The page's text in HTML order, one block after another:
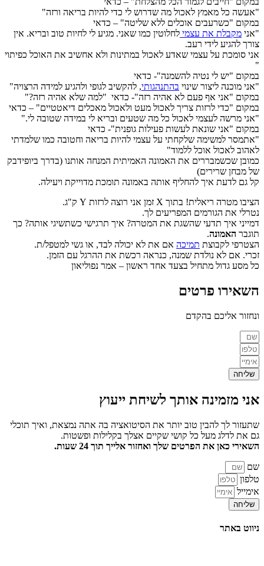
"אעשה כל מאמץ לאכול מה שדרוש לי כדי להיות בריאה ורזה"
במקום "כשרעבים אוכלים ללא שליטה" – כדאי
"אני מקבלת את עצמי לחלוטין כמו שאני. מגיע לי לחיות טוב ובריא. אין
צורך להגיע לידי רעב.
אני סומכת על עצמי שאדע לאכול במתינות ולא אחשיב את האוכל כפיתוי
"
במקום "יש לי נטיה להשמנה"- כדאי
"אני מוכנה ליצור שינוי בהתנהגותי, להקשיב לגופי ולהגיע למידה הרצויה"
במקום "אני אף פעם לא אהיה רזה"- כדאי "למה שלא אהיה רזה?"
במקום "כדי לרזות צריך לאכול מעט ולאכול מאכלים דיאטטיים" – כדאי
"אני מרשה לעצמי לאכול כל מה שטעים ובריא לי במידה שטובה לי."
במקום "אני שונאת לעשות פעילות גופנית"- כדאי
"אתמסר למשימה שלקחתי על עצמי להיות בריאה וחטובה כמו שלמדתי
לאהוב לאכול אוכל ללמוד"
כמובן שכשמבררים את האמונה האמיתית המנחה אותנו (בדרך ביופידבק
של מבחן שרירים)
קל גם לדעת איך להחליף אותה באמונה תומכת מדוייקת ויעילה.
הציבו מטרה ריאלית! בתוך X זמן אני רוצה לרזות Y ק"ג.
נטרלי את הגורמים המפריעים לך.
דמייני איך תדעי שהשגת את המטרה? איך תרגישי כשתשיגי אותה? כך
תוגבר האמונה.
הצטרפי לקבוצת תמיכה אם את לא יכולה לבד, או גשי למטפל/ת.
זכרי. אם לא נולדת שמנה, כנראה רכשת את ההרגל עם הזמן.
כל מסע גדול מתחיל בצעד אחד ראשון – אמר נפוליאון
השאירו פרטים
ונחזור אליכם בהקדם
שליחה
אני מזמינה אותך לשיחת ייעוץ
שתעזור לך להבין טוב יותר את הסיטואציה בה אתה נמצאת, ואיך תוכלי
גם את לדלג מעל כל קושי שקיים אצלך בקלילות ופשטות.
השאירי כאן את הפרטים שלך ואחזור אלייך תוך 24 שעות.
שם
טלפון
אימייל
שליחה
ניווט באתר